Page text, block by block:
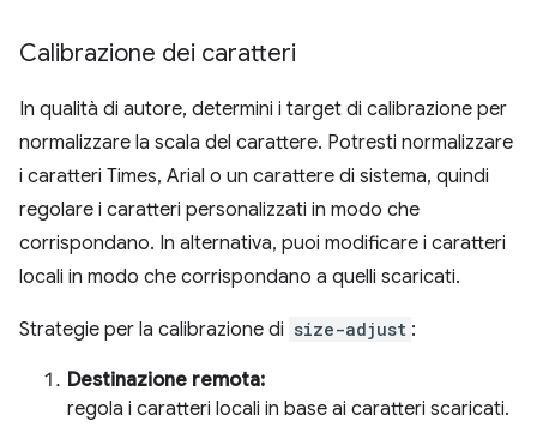
Calibrazione dei caratteri
In qualità di autore, determini i target di calibrazione per
normalizzare la scala del carattere. Potresti normalizzare
i caratteri Times, Arial o un carattere di sistema, quindi
regolare i caratteri personalizzati in modo che
corrispondano. In alternativa, puoi modificare i caratteri
locali in modo che corrispondano a quelli scaricati.
Strategie per la calibrazione di size-adjust :
Destinazione remota:
regola i caratteri locali in base ai caratteri scaricati.